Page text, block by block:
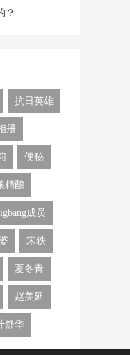
？
抗日英雄
册
​便秘
精酿
成员
宋轶
​夏冬青
​赵美延
舒华